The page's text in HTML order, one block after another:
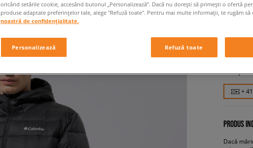
bărbați,
+
PRODUS
Dacă
oricând setările cookie, accesând butonul „Personalizează”. Dacă nu dorești să primești o ofertă
produse adaptate preferințelor tale, alege "Refuză toate". Pentru mai multe informații, te rugăm să
noastră de confidențialitate.
Personalizează Refuză toate